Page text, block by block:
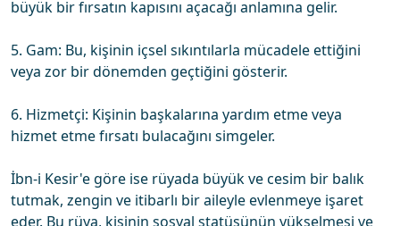
büyük bir fırsatın kapısını açacağı anlamına gelir.
5. Gam: Bu, kişinin içsel sıkıntılarla mücadele ettiğini
veya zor bir dönemden geçtiğini gösterir.
6. Hizmetçi: Kişinin başkalarına yardım etme veya
hizmet etme fırsatı bulacağını simgeler.
İbn-i Kesir'e göre ise rüyada büyük ve cesim bir balık
tutmak, zengin ve itibarlı bir aileyle evlenmeye işaret
eder. Bu rüya, kişinin sosyal statüsünün yükselmesi ve